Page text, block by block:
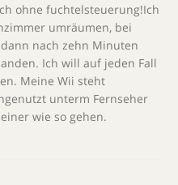
ohne fuchtelsteuerung!Ich
umräumen, bei
nach zehn Minuten
Ich will auf jeden Fall
Meine Wii steht
unterm Fernseher
wie so gehen.